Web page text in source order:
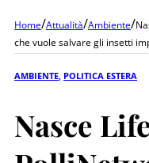
Home/Attualità/Ambiente/
che vuole salvare gli insetti
AMBIENTE POLITICA ESTERA
Nasce